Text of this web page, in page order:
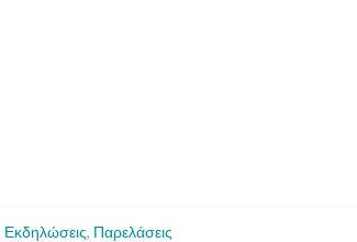
Εκδηλώσεις, Παρελάσεις